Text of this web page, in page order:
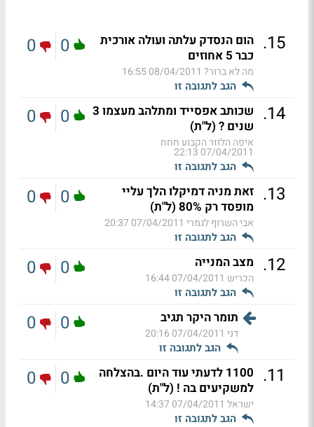
15
. הום הנסדק עלתה ועולה אורכית
כבר 5 אחוזים
מה לא ברור? 08/04/2011 16:55
הגב לתגובה זו
0
0
14
.
שכותב אפסייד ומתלהב מעצמו 3
שנים ? (ל"ת)
איפה הלוזר הקבוע חחח
07/04/2011 22:13
הגב לתגובה זו
0
0
13
. זאת מניה דמיקלו הלך עליי
מופסד רק 80% (ל"ת)
אבי השרוף לגמרי 07/04/2011 20:37
הגב לתגובה זו
0
0
12
. מצב המנייה
הכריש 07/04/2011 16:44
הגב לתגובה זו
0
0
תומר היקר תגיב
דני 07/04/2011 20:16
הגב לתגובה זו
0
0
11
.
1100 לדעתי עוד היום .בהצלחה
למשקיעים בה ! (ל"ת)
ישראל 07/04/2011 14:37
הגב לתגובה זו
0
0